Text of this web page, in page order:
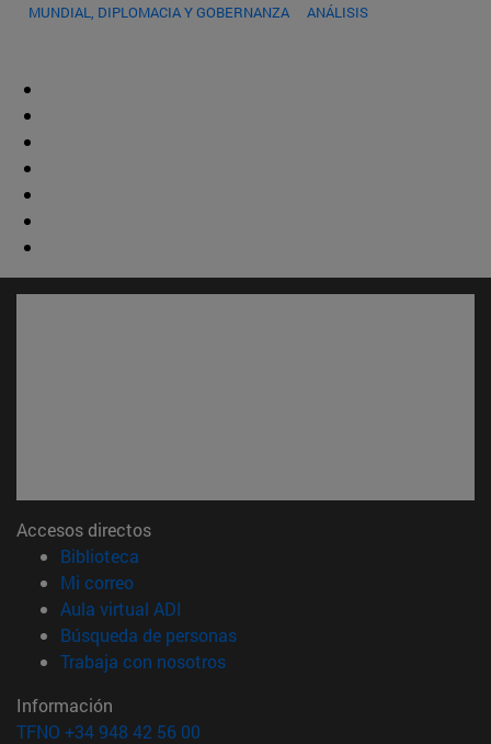
MUNDIAL, DIPLOMACIA Y GOBERNANZA
ANÁLISIS
Accesos directos
Biblioteca
Mi correo(abre en nueva ventana)
Aula virtual ADI
Búsqueda de personas(abre en nueva ventana)
Trabaja con nosotros(abre en nueva ventana)
Información
TFNO +34 948 42 56 00